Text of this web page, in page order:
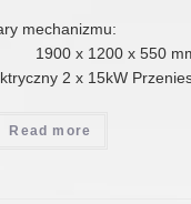
mechanizmu:
x 1200 x 550 mm
15kW
Read more